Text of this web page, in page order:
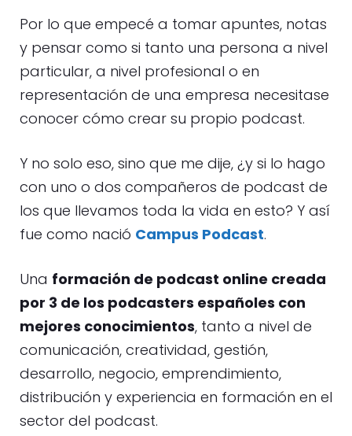
Por lo que empecé a tomar apuntes, notas
y pensar como si tanto una persona a nivel
particular, a nivel profesional o en
representación de una empresa necesitase
conocer cómo crear su propio podcast.
Y no solo eso, sino que me dije, ¿y si lo hago
con uno o dos compañeros de podcast de
los que llevamos toda la vida en esto? Y así
fue como nació Campus Podcast.
Una formación de podcast online creada
por 3 de los podcasters españoles con
mejores conocimientos, tanto a nivel de
comunicación, creatividad, gestión,
desarrollo, negocio, emprendimiento,
distribución y experiencia en formación en el
sector del podcast.